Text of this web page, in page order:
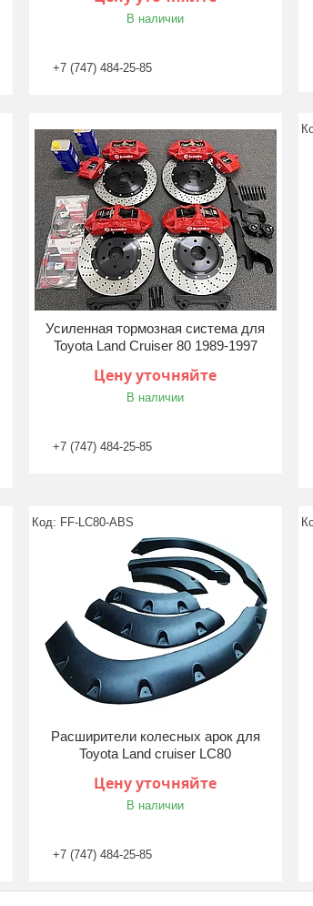
В наличии
+7 (747) 484-25-85
Усиленная тормозная система для
Toyota Land Cruiser 80 1989-1997
Цену уточняйте
В наличии
+7 (747) 484-25-85
FF-LC80-ABS
Расширители колесных арок для
Toyota Land cruiser LC80
Цену уточняйте
В наличии
+7 (747) 484-25-85